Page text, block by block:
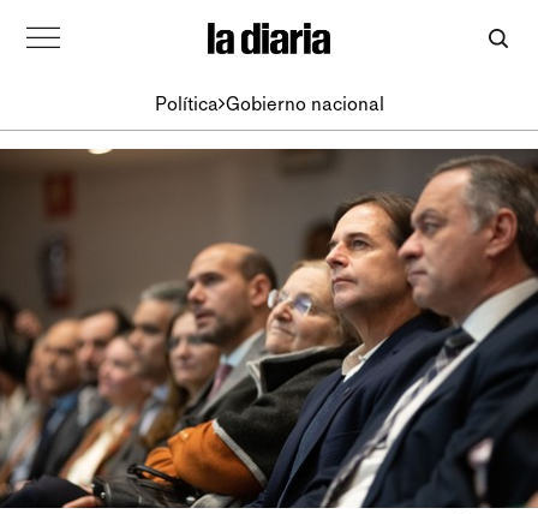
Política Gobierno nacional